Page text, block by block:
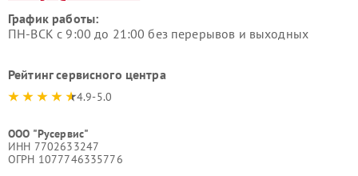
График работы:
ПН-ВСК с 9:00 до 21:00 без перерывов и выходных
Рейтинг сервисного центра
4.9-5.0
ООО "Русервис"
ИНН 7702633247
ОГРН 1077746335776